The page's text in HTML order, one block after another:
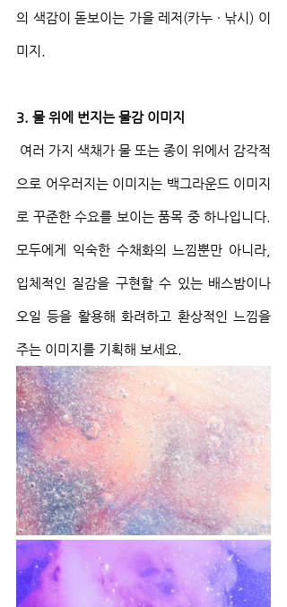
의 색감이 돋보이는 가을 레저(카누 ∙ 낚시) 이
미지.
3. 물 위에 번지는 물감 이미지
으로 어우러지는 이미지는 백그라운드 이미지
로 꾸준한 수요를 보이는 품목 중 하나입니다.
모두에게 익숙한 수채화의 느낌뿐만 아니라,
입체적인 질감을 구현할 수 있는 배스밤이나
오일 등을 활용해 화려하고 환상적인 느낌을
주는 이미지를 기획해 보세요.